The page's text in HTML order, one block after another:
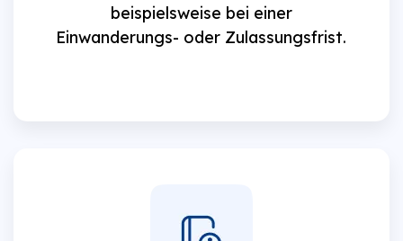
beispielsweise bei einer
Einwanderungs- oder Zulassungsfrist.